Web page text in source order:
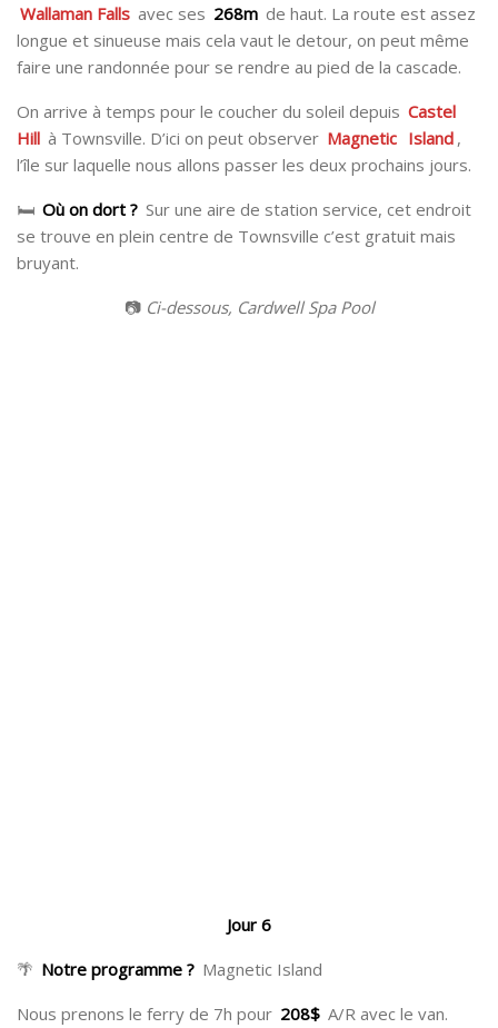
Wallaman Falls avec ses 268m de haut. La route est assez
longue et sinueuse mais cela vaut le detour, on peut même
faire une randonnée pour se rendre au pied de la cascade.
On arrive à temps pour le coucher du soleil depuis Castel
Hill à Townsville. D’ici on peut observer Magnetic Island ,
l’île sur laquelle nous allons passer les deux prochains jours.
🛏 Où on dort ? Sur une aire de station service, cet endroit
se trouve en plein centre de Townsville c’est gratuit mais
bruyant.
📷 Ci-dessous, Cardwell Spa Pool
Jour 6
🌴 Notre programme ? Magnetic Island
Nous prenons le ferry de 7h pour 208$ A/R avec le van.